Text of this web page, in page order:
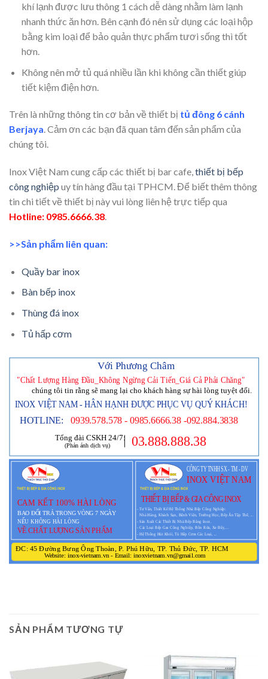
khí lạnh được lưu thông 1 cách dễ dàng nhằm làm lạnh
nhanh thức ăn hơn. Bên cạnh đó nên sử dụng các loại hộp
bằng kim loại để bảo quản thực phẩm tươi sống thì tốt
hơn.
Không nên mở tủ quá nhiều lần khi không cần thiết giúp
tiết kiệm điện hơn.
Trên là những thông tin cơ bản về thiết bị tủ đông 6 cánh
Berjaya. Cảm ơn các bạn đã quan tâm đến sản phẩm của
chúng tôi.
Inox Việt Nam cung cấp các thiết bị bar cafe,thiết bị bếp
công nghiệp uy tín hàng đầu tại TPHCM. Để biết thêm thông
tin chi tiết về thiết bị này vui lòng liên hệ trực tiếp qua
Hotline: 0985.6666.38.
>>Sản phẩm liên quan:
Quầy bar inox
Bàn bếp inox
Thùng đá inox
Tủ hấp cơm
SẢN PHẨM TƯƠNG TỰ